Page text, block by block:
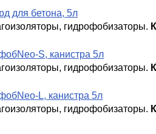
для бетона, 5л
гидрофобизаторы.
S, канистра 5л
гидрофобизаторы.
L, канистра 5л
гидрофобизаторы.